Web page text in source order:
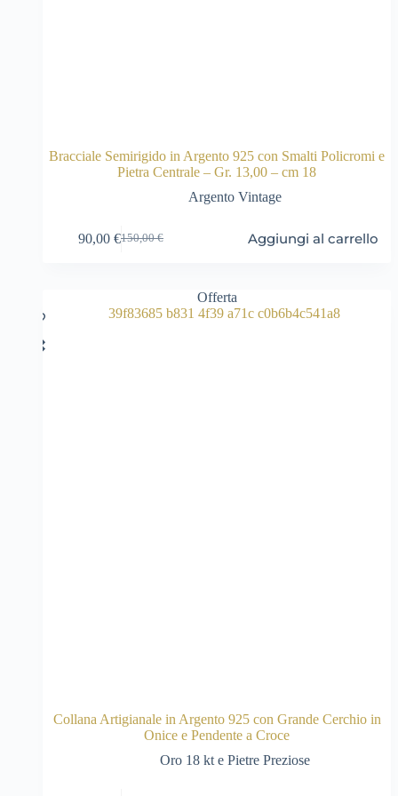
Bracciale Semirigido in Argento 925 con Smalti Policromi e
Pietra Centrale – Gr. 13,00 – cm 18
Argento Vintage
150,00€
Il
150,00 €.
90,00 €Il
90,00 €.
Aggiungi al carrello
Offerta
Collana Artigianale in Argento 925 con Grande Cerchio in
Onice e Pendente a Croce
Oro 18 kt e Pietre Preziose